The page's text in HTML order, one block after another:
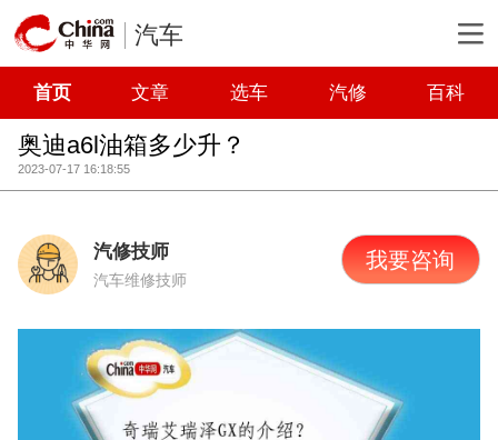
汽车
首页 文章 选车 汽修 百科
奥迪a6l油箱多少升？
2023-07-17 16:18:55
汽修技师
汽车维修技师
我要咨询